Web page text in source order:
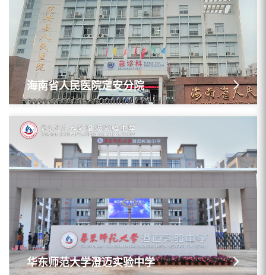
海南省人民医院定安分院
华东师范大学澄迈实验中学